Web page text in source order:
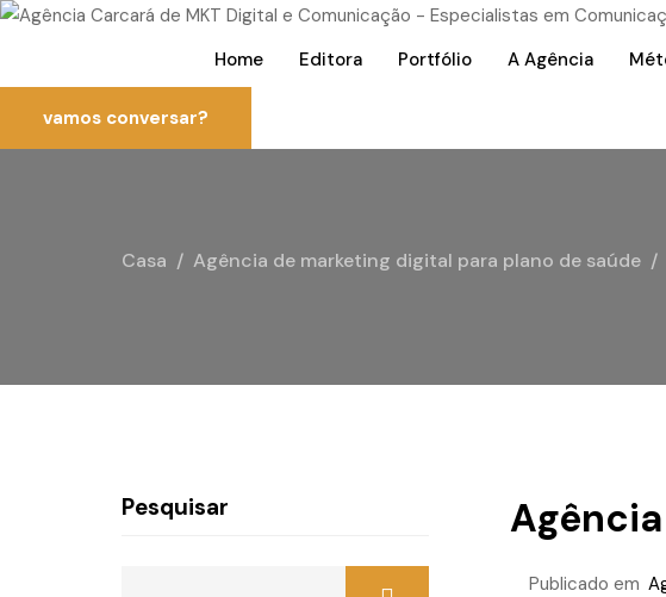
Home Editora Portfólio A Agência
vamos conversar?
Casa Agência de marketing digital para plano de saúde
Publicado em
Pesquisar